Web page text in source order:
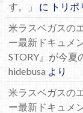
す。」
に トリポ
米ラスベガスの
ー最新ドキュメ
STORY』が今夏
hidebusaより
米ラスベガスの
ー最新ドキュメ